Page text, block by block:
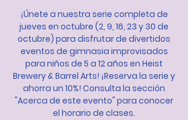
¡Únete a nuestra serie completa de
jueves en octubre (2, 9, 16, 23 y 30 de
octubre) para disfrutar de divertidos
eventos de gimnasia improvisados
para niños de 5 a 12 años en Heist
Brewery & Barrel Arts! ¡Reserva la serie y
ahorra un 10%! Consulta la sección
"Acerca de este evento" para conocer
el horario de clases.